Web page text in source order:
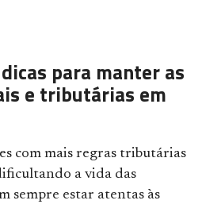
para manter as
e tributárias em
com mais regras tributárias
a vida das
sempre estar atentas às